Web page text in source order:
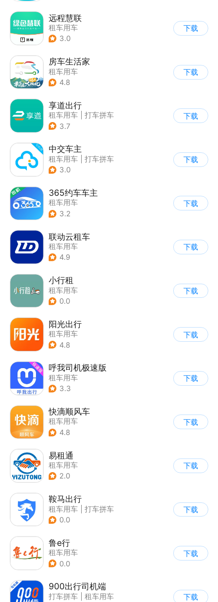
远程慧联
租车用车
3.0
下载
房车生活家
租车用车
4.8
下载
享道出行
租车用车
打车拼车
3.7
下载
中交车主
租车用车
打车拼车
3.0
下载
365约车车主
租车用车
| 司机接单助手
3.2
下载
联动云租车
租车用车
4.9
下载
小行租
租车用车
0.0
下载
阳光出行
租车用车
4.8
下载
呼我司机极速版
租车用车
3.3
下载
快滴顺风车
租车用车
4.8
下载
易租通
租车用车
2.0
下载
鞍马出行
租车用车
打车拼车
0.0
下载
鲁e行
租车用车
0.0
下载
900出行司机端
打车拼车
租车用车
下载